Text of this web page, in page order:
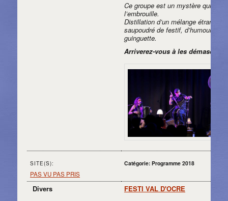
Ce groupe est un mystère qui joue
l’embrouille.
Distillation d’un mélange étrange
saupoudré de festif, d’humour et
guinguette.
Arriverez-vous à les démasquer?
SITE(S):
PAS VU PAS PRIS
Catégorie: Programme 2018
Divers FESTI VAL D'OCRE